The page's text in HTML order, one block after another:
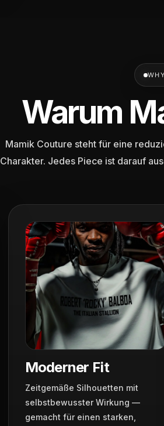
Warum
Mamik Couture steht für eine
Charakter. Jedes Piece ist darauf
Moderner Fit
Zeitgemäße Silhouetten mit
selbstbewusster Wirkung —
gemacht für einen starken,